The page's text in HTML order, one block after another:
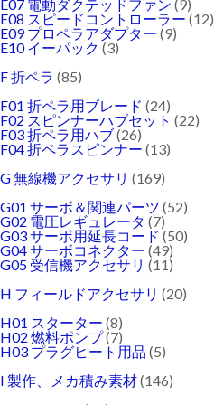
E07 電動ダクテッドファン (9)
E08 スピードコントローラー (12)
E09 プロペラアダプター (9)
E10 イーパック (3)
F 折ペラ (85)
F01 折ペラ用ブレード (24)
F02 スピンナーハブセット (22)
F03 折ペラ用ハブ(26)
F04 折ペラスピンナー (13)
G 無線機アクセサリ (169)
G01 サーボ＆関連パーツ (52)
G02 電圧レギュレータ (7)
G03 サーボ用延長コード (50)
G04 サーボコネクター (49)
G05 受信機アクセサリ (11)
H フィールドアクセサリ (20)
H01 スターター (8)
H02 燃料ポンプ(7)
H03 プラグヒート用品 (5)
I 製作、メカ積み素材(146)